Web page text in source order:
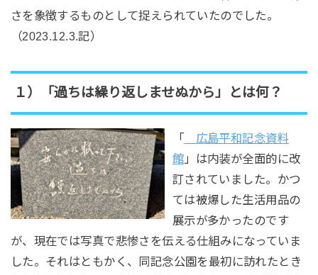
さを象徴するものとして捉えられていたのでした。
（2023.12.3.記）
１）「過ちは繰り返しませぬから」とは何？
「
広島平和記念資料
館 」は内装が全面的に改
訂されていました。かつ
ては被爆した生活用品の
展示が多かったのです
が、現在では写真で悲惨さを伝える仕組みになっていま
した。それはともかく、同記念公園を最初に訪れたとき